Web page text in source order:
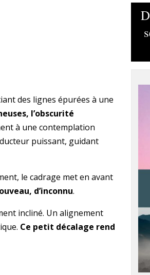
des lignes épurées à une
l’obscurité
à une contemplation
puissant, guidant
le cadrage met en avant
d’inconnu.
incliné. Un alignement
Ce petit décalage rend